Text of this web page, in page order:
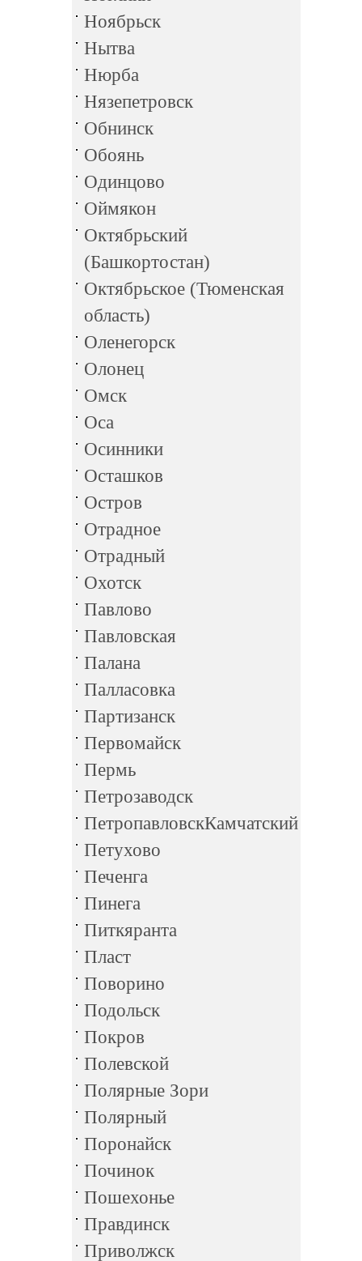
Ноябрьск
Нытва
Нюрба
Нязепетровск
Обнинск
Обоянь
Одинцово
Оймякон
Октябрьский
(Башкортостан)
Октябрьское (Тюменская
область)
Оленегорск
Олонец
Омск
Оса
Осинники
Осташков
Остров
Отрадное
Отрадный
Охотск
Павлово
Павловская
Палана
Палласовка
Партизанск
Первомайск
Пермь
Петрозаводск
ПетропавловскКамчатский
Петухово
Печенга
Пинега
Питкяранта
Пласт
Поворино
Подольск
Покров
Полевской
Полярные Зори
Полярный
Поронайск
Починок
Пошехонье
Правдинск
Приволжск